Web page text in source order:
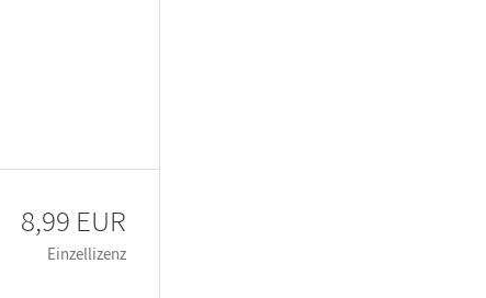
8,99 EUR
Einzellizenz